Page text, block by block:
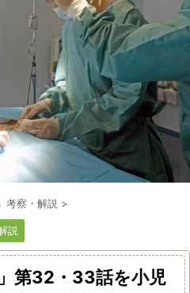
考察・解説 >
説
第32・33話を小児